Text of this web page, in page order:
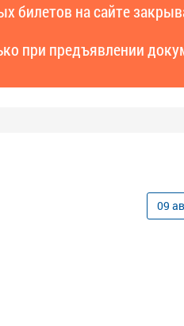
на сайте
при предъявлении
09